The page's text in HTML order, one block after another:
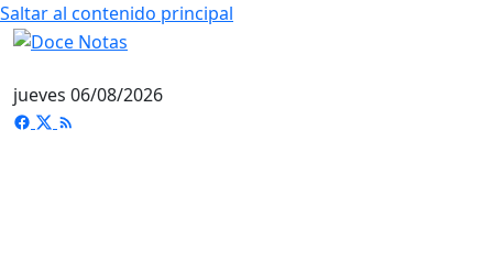
Saltar al contenido principal
jueves 06/08/2026